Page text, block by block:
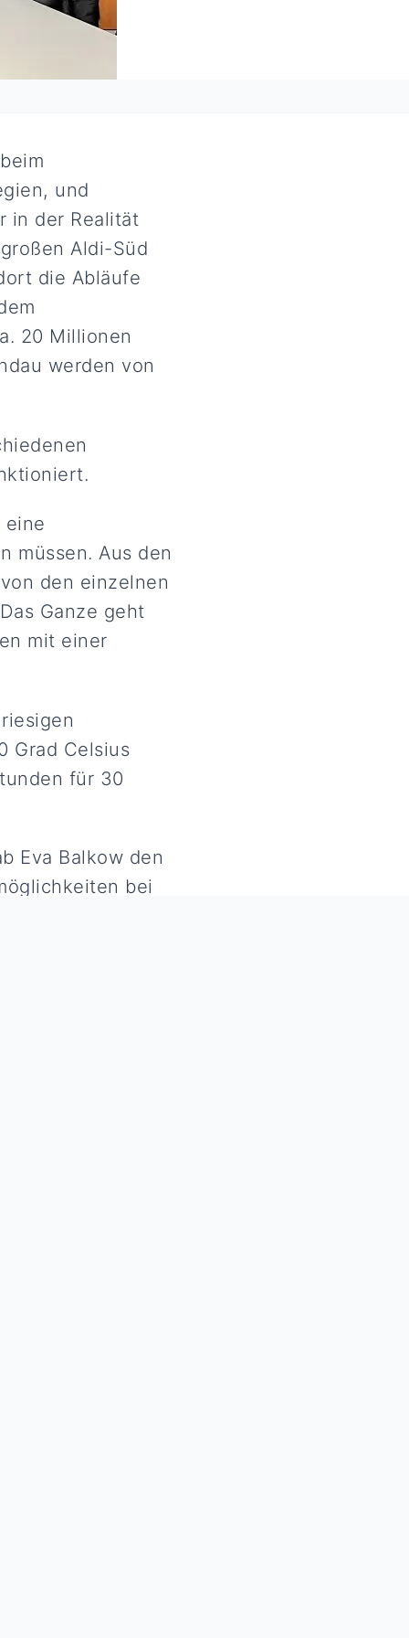
und
in der Realität
Aldi-Süd
die Abläufe
20 Millionen
werden von
eine
müssen. Aus den
den einzelnen
Ganze geht
mit einer
Grad Celsius
für 30
Eva Balkow den
bei